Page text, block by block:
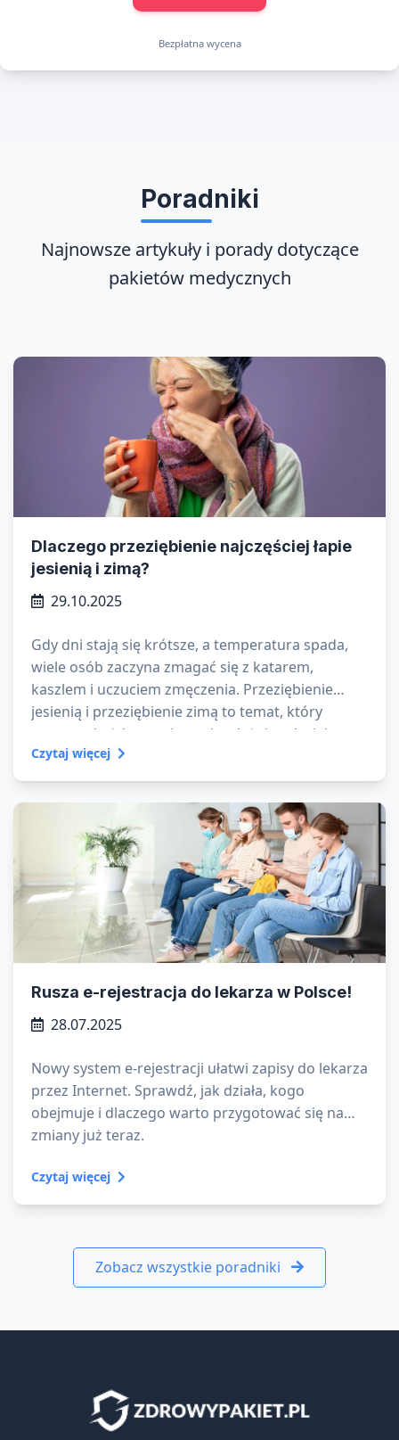
Bezpłatna wycena
Poradniki
Najnowsze artykuły i porady dotyczące
pakietów medycznych
Dlaczego przeziębienie najczęściej łapie
jesienią i zimą?
29.10.2025
Gdy dni stają się krótsze, a temperatura spada,
wiele osób zaczyna zmagać się z katarem,
kaszlem i uczuciem zmęczenia. Przeziębienie
jesienią i przeziębienie zimą to temat, który
powraca każdego roku – niezależnie od wieku czy
stylu życia. Ale dlaczego chorujemy jesienią i zimą
częściej niż w cieplejszych miesiącach?
Czytaj więcej
Rusza e-rejestracja do lekarza w Polsce!
28.07.2025
Nowy system e-rejestracji ułatwi zapisy do lekarza
przez Internet. Sprawdź, jak działa, kogo
obejmuje i dlaczego warto przygotować się na
zmiany już teraz.
Czytaj więcej
Zobacz wszystkie poradniki